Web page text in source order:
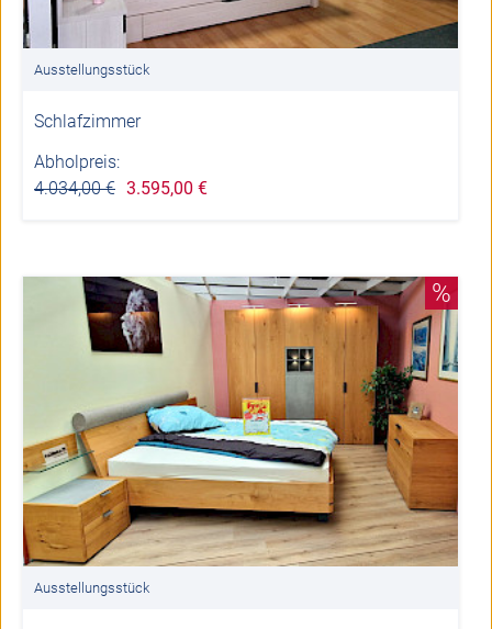
Ausstellungsstück
Schlafzimmer
Abholpreis:
4.034,00 € 3.595,00 €
%
Ausstellungsstück